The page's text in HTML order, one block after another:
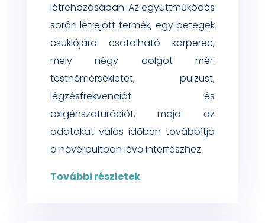
létrehozásában. Az együttműködés
során létrejött termék, egy betegek
csuklójára csatolható karperec,
mely négy dolgot mér:
testhőmérsékletet, pulzust,
légzésfrekvenciát és
oxigénszaturációt, majd az
adatokat valós időben továbbítja
a nővérpultban lévő interfészhez.
További részletek